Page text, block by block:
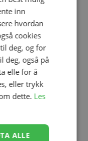
ftalatfri PVC. Har et
ben gjennom hullene.
inn
hvordan
cookies
deg, og for
deg, også på
elle for å
eller trykk
dette. Les
ALLE